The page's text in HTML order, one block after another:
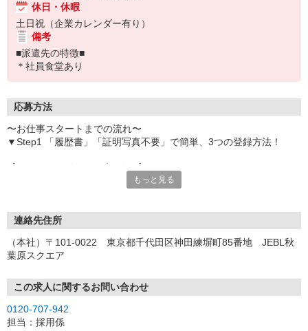
休日・休暇
土日祝（企業カレンダー有り）
備考
■派遣先の特徴■
＊社員食堂あり
応募方法
〜お仕事スタートまでの流れ〜
▼Step1 「履歴書」「証明写真不要」で簡単、3つの登録方法！
いつでも好きな時間に登録OK
受付時間/平日9:00〜19:00
【来場登録（目安1時間30分）】
▼Step2 全国にあるお仕事の中から、あなたにピッタリのお仕事を
ご案内
▼Step3 就業前に職場見学で気になる事はしっかりチェック！
もっと見る
連絡先住所
（本社）〒101-0022 東京都千代田区神田練塀町85番地 JEBL秋
葉原スクエア
この求人に関するお問い合わせ
0120-707-942
担当：採用係